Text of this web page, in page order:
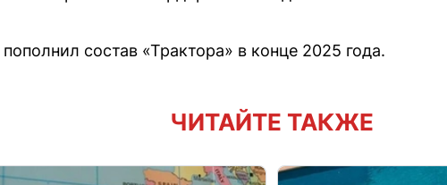
состав «Трактора» в конце 2025 года.
ЧИТАЙТЕ ТАКЖЕ